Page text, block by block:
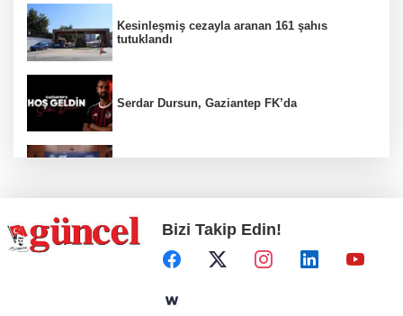
Kesinleşmiş cezayla aranan 161 şahıs
tutuklandı
Serdar Dursun, Gaziantep FK’da
Define avcıları yakalandı
Emre Bildirici ve Emine Koruer’in mutlu
Bizi Takip Edin!